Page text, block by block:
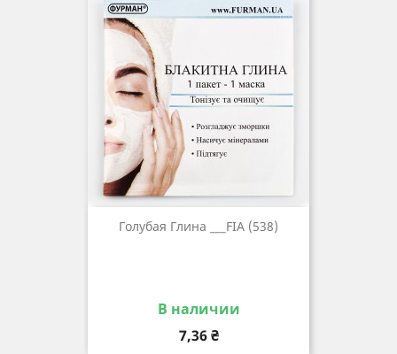
Голубая Глина ___FIA (538)
В наличии
Цена
7,36 ₴